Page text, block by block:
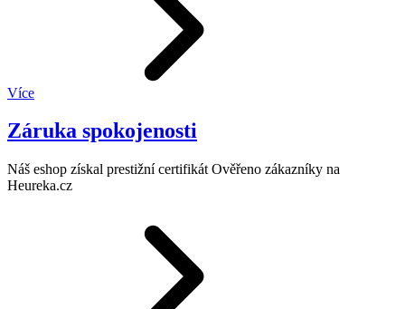
Více
Záruka spokojenosti
Náš eshop získal prestižní certifikát Ověřeno zákazníky na
Heureka.cz